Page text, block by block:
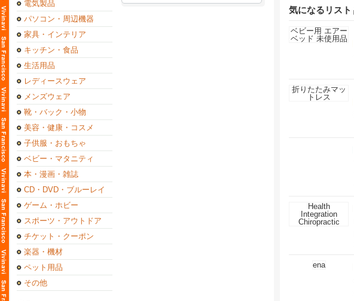
電気製品
パソコン・周辺機器
家具・インテリア
キッチン・食品
生活用品
レディースウェア
メンズウェア
靴・バック・小物
美容・健康・コスメ
子供服・おもちゃ
ベビー・マタニティ
本・漫画・雑誌
CD・DVD・ブルーレイ
ゲーム・ホビー
スポーツ・アウトドア
チケット・クーポン
楽器・機材
ペット用品
その他
気になるリスト